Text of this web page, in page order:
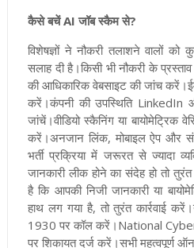
कैसे बचें AI जॉब स्कैम से?
विशेषज्ञों ने नौकरी तलाशने वालों को
सलाह दी है‌।किसी भी नौकरी के
की आधिकारिक वेबसाइट की जांच
करें।कंपनी की उपस्थिति LinkedIn
जांचें।वीडियो स्कैनिंग या बायोमेट्रिक
करें।अनजान लिंक, मोबाइल ऐप और
भर्ती प्रक्रिया में जरूरत से ज्यादा
जानकारी लीक होने का संदेह हो तो
है कि आपकी निजी जानकारी या
हाथ लग गया है, तो तुरंत कार्रवाई
1930 पर कॉल करें।National
पर शिकायत दर्ज करें।सभी महत्वपूर्ण